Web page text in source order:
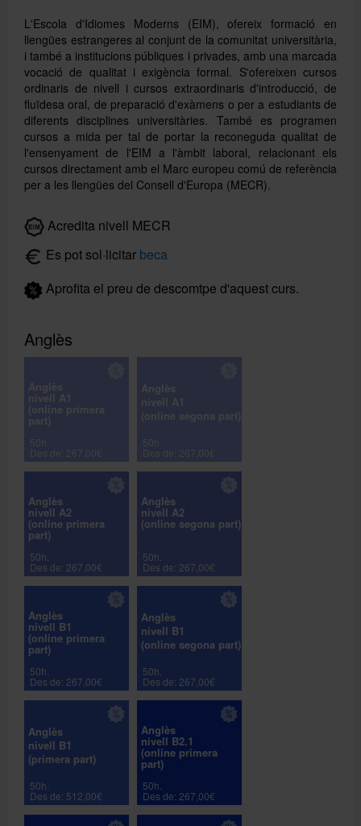
L'Escola d'Idiomes Moderns (EIM), ofereix formació en
llengües estrangeres al conjunt de la comunitat universitària,
i també a institucions públiques i privades, amb una marcada
vocació de qualitat i exigència formal. S'ofereixen cursos
ordinaris de nivell i cursos extraordinaris d'introducció, de
fluïdesa oral, de preparació d'exàmens o per a estudiants de
diferents disciplines universitàries. També es programen
cursos a mida per tal de portar la reconeguda qualitat de
l'ensenyament de l'EIM a l'àmbit laboral, relacionant els
cursos directament amb el Marc europeu comú de referència
per a les llengües del Consell d'Europa (MECR).
Acredita nivell MECR
Es pot sol·licitar beca
Aprofita el preu de descomtpe d'aquest curs.
Anglès
Anglès
nivell A1
(online primera
part)
50h.
Des de: 267,00€
Anglès
nivell A1
(online segona part)
50h.
Des de: 267,00€
Anglès
nivell A2
(online primera
part)
50h.
Des de: 267,00€
Anglès
nivell A2
(online segona part)
50h.
Des de: 267,00€
Anglès
nivell B1
(online primera
part)
50h.
Des de: 267,00€
Anglès
nivell B1
(online segona part)
50h.
Des de: 267,00€
Anglès
nivell B1
(primera part)
50h.
Des de: 512,00€
Anglès
nivell B2.1
(online primera
part)
50h.
Des de: 267,00€